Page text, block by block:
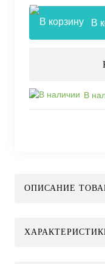
В
В
ОПИСАНИЕ